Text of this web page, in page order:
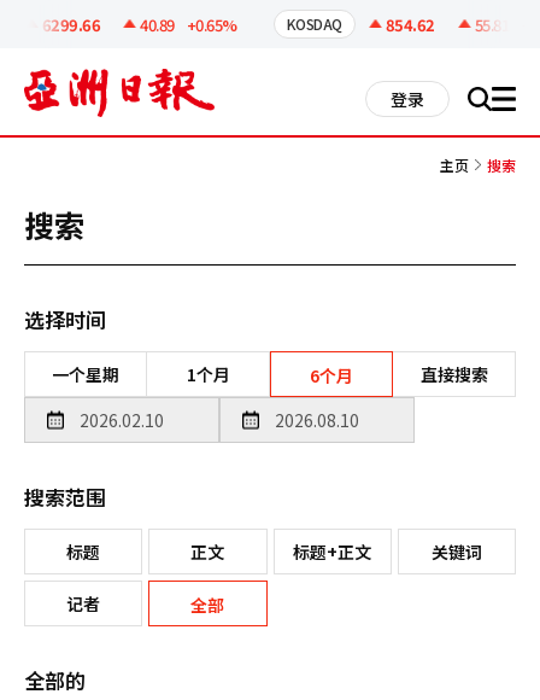
6299.66 40.89 +0.65% KOSDAQ 854.62 55.81
登录 搜 all
主页 搜索
搜索
选择时间
一个星期 1个月 6个月 直接搜索
搜索范围
标题 正文 标题+正文 关键词
记者 全部
全部的